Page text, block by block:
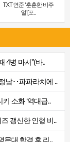
TXT 연준 ‘훈훈한 비주
얼’[포..
4병 마셔”(바..
남‥파파라치에 ..
소화 ‘역대급..
갱신한 인형 비..
문대 합격 후 리..